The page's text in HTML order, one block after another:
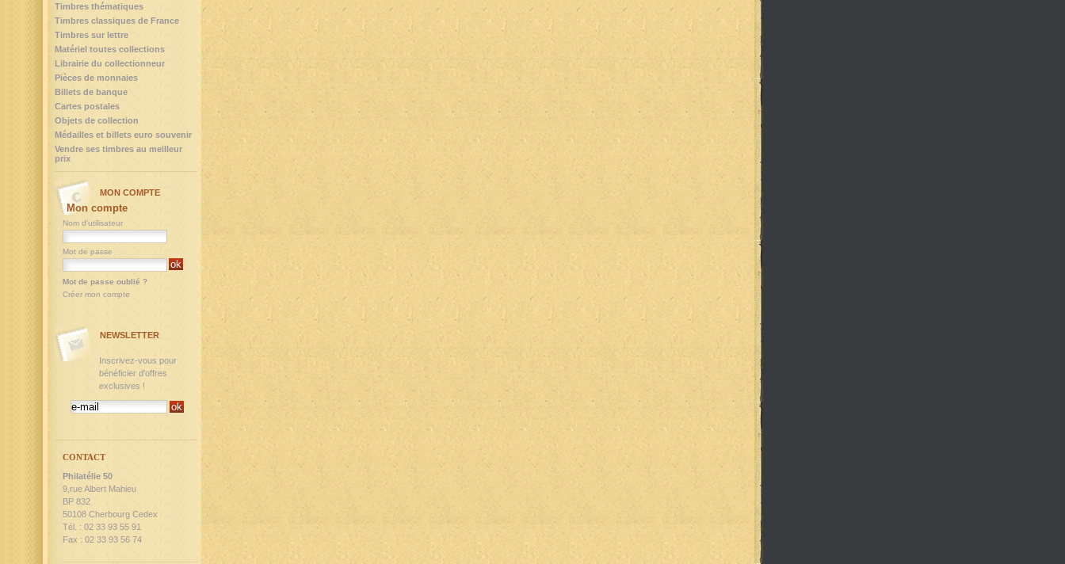
Timbres thématiques
Timbres classiques de France
Timbres sur lettre
Matériel toutes collections
Librairie du collectionneur
Pièces de monnaies
Billets de banque
Cartes postales
Objets de collection
Médailles et billets euro souvenir
Vendre ses timbres au meilleur
prix
MON COMPTE
Mon compte
Nom d'utilisateur
Mot de passe
Mot de passe oublié ?
Créer mon compte
NEWSLETTER
Inscrivez-vous pour
bénéficier d'offres
exclusives !
CONTACT
Philatélie 50
9,rue Albert Mahieu
BP 832
50108 Cherbourg Cedex
Tél. : 02 33 93 55 91
Fax : 02 33 93 56 74